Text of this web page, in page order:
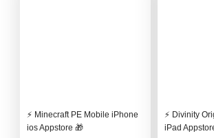
⚡️ Minecraft PE Mobile iPhone
ios Appstore 🎁
⚡️ Divinity
iPad